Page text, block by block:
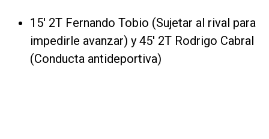
15' 2T Fernando Tobio (Sujetar al rival para
impedirle avanzar) y 45' 2T Rodrigo Cabral
(Conducta antideportiva)